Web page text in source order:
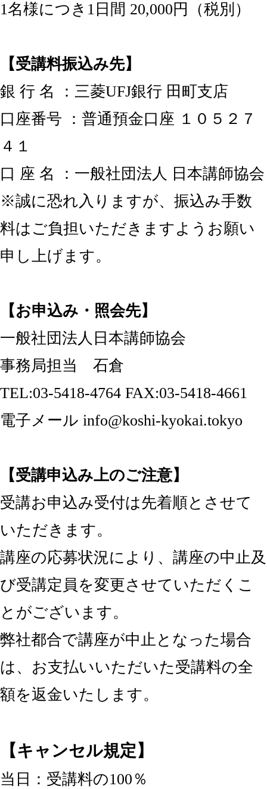
1名様につき1日間 20,000円（税別）
【受講料振込み先】
銀 行 名 ：三菱UFJ銀行 田町支店
口座番号 ：普通預金口座 １０５２７
４１
口 座 名 ：一般社団法人 日本講師協会
※誠に恐れ入りますが、振込み手数
料はご負担いただきますようお願い
申し上げます。
【お申込み・照会先】
一般社団法人日本講師協会
事務局担当 石倉
TEL:03-5418-4764 FAX:03-5418-4661
電子メール info@koshi-kyokai.tokyo
【受講申込み上のご注意】
受講お申込み受付は先着順とさせて
いただきます。
講座の応募状況により、講座の中止及
び受講定員を変更させていただくこ
とがございます。
弊社都合で講座が中止となった場合
は、お支払いいただいた受講料の全
額を返金いたします。
【キャンセル規定】
当日：受講料の100％